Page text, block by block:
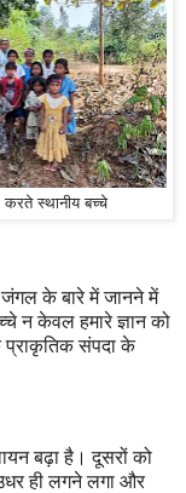
करते स्थानीय बच्चे
जंगल के बारे में जानने में
न केवल हमारे ज्ञान को
प्राकृतिक संपदा के
बढ़ा है। दूसरों को
ही लगने लगा और